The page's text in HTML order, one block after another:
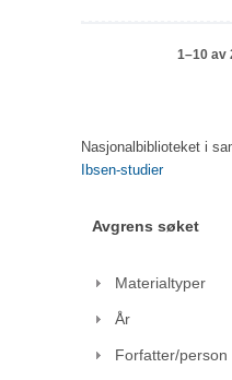
1–10 av
Nasjonalbiblioteket i
Ibsen-studier
Avgrens søket
Materialtyper
År
Forfatter/person